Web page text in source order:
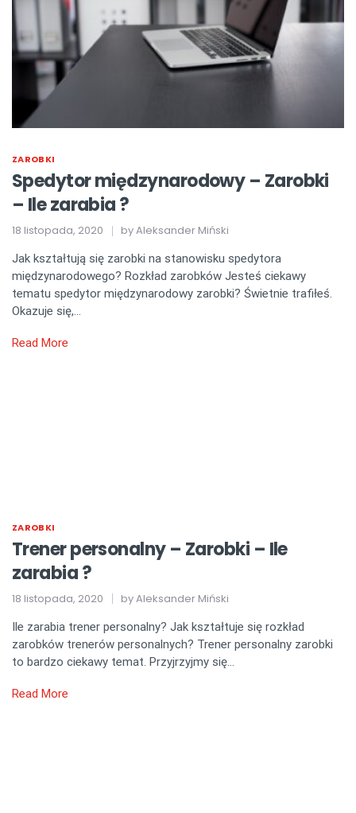
ZAROBKI
Spedytor międzynarodowy – Zarobki
– Ile zarabia ?
18 listopada, 2020 byAleksander Miński
Jak kształtują się zarobki na stanowisku spedytora
międzynarodowego? Rozkład zarobków Jesteś ciekawy
tematu spedytor międzynarodowy zarobki? Świetnie trafiłeś.
Okazuje się,…
Read More
ZAROBKI
Trener personalny – Zarobki – Ile
zarabia ?
18 listopada, 2020 byAleksander Miński
Ile zarabia trener personalny? Jak kształtuje się rozkład
zarobków trenerów personalnych? Trener personalny zarobki
to bardzo ciekawy temat. Przyjrzyjmy się…
Read More